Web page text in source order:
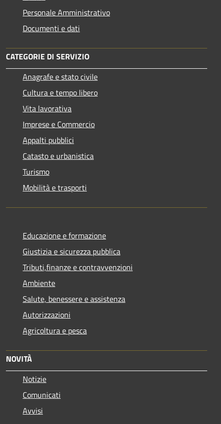
Personale Amministrativo
Documenti e dati
CATEGORIE DI SERVIZIO
Anagrafe e stato civile
Cultura e tempo libero
Vita lavorativa
Imprese e Commercio
Appalti pubblici
Catasto e urbanistica
Turismo
Mobilità e trasporti
Educazione e formazione
Giustizia e sicurezza pubblica
Tributi,finanze e contravvenzioni
Ambiente
Salute, benessere e assistenza
Autorizzazioni
Agricoltura e pesca
NOVITÀ
Notizie
Comunicati
Avvisi